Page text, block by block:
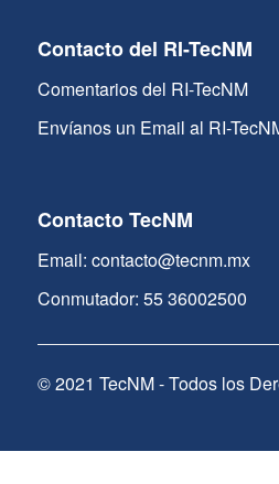
Contacto del RI-TecNM
Comentarios del RI-TecNM
Envíanos un Email al RI-
Contacto TecNM
Email: contacto@tecnm.mx
Conmutador: 55 36002500
© 2021 TecNM - Todos los